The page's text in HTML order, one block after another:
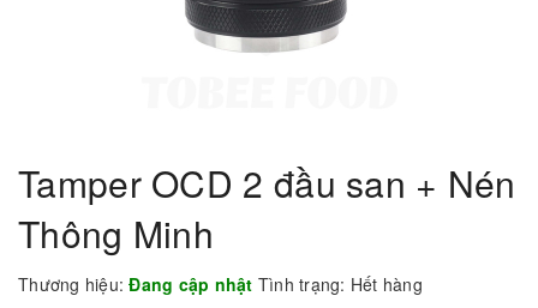
Tamper OCD 2 đầu san + Nén
Thông Minh
Thương hiệu: Đang cập nhật Tình trạng: Hết hàng